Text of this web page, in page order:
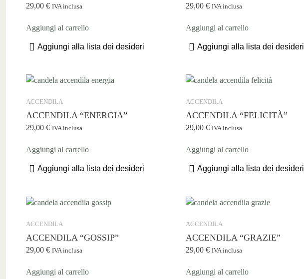
29,00 € IVA inclusa
Aggiungi al carrello
Aggiungi alla lista dei desideri
29,00 € IVA inclusa
Aggiungi al carrello
Aggiungi alla lista dei desideri
ACCENDILA
ACCENDILA “ENERGIA”
29,00 € IVA inclusa
Aggiungi al carrello
Aggiungi alla lista dei desideri
ACCENDILA
ACCENDILA “FELICITÀ”
29,00 € IVA inclusa
Aggiungi al carrello
Aggiungi alla lista dei desideri
ACCENDILA
ACCENDILA “GOSSIP”
29,00 € IVA inclusa
Aggiungi al carrello
ACCENDILA
ACCENDILA “GRAZIE”
29,00 € IVA inclusa
Aggiungi al carrello